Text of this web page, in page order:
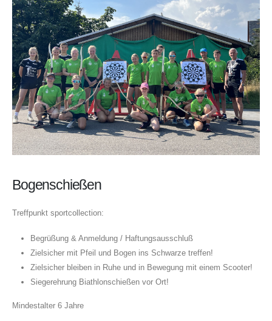
Bogenschießen
Treffpunkt sportcollection:
Begrüßung & Anmeldung / Haftungsausschluß
Zielsicher mit Pfeil und Bogen ins Schwarze treffen!
Zielsicher bleiben in Ruhe und in Bewegung mit einem Scooter!
Siegerehrung Biathlonschießen vor Ort!
Mindestalter 6 Jahre